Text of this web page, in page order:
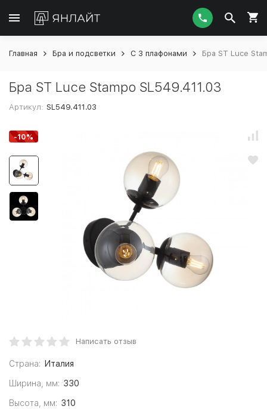
Главная Бра и подсветки С 3 плафонами Бра ST Luce
Бра ST Luce Stampo SL549.411.03
Артикул: SL549.411.03
-10%
Написать отзыв
Страна: Италия
Ширина, мм: 330
Высота, мм: 310